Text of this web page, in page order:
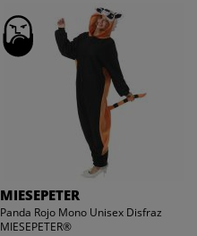
MIESEPETER
Panda Rojo Mono Unisex Disfraz
MIESEPETER®